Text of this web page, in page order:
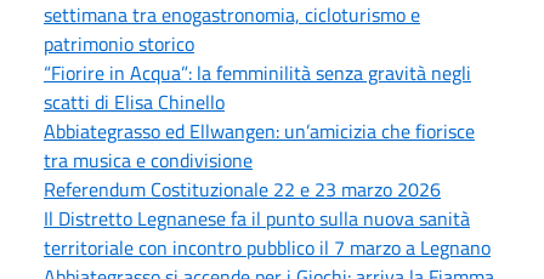
settimana tra enogastronomia, cicloturismo e
patrimonio storico
“Fiorire in Acqua”: la femminilità senza gravità negli
scatti di Elisa Chinello
Abbiategrasso ed Ellwangen: un’amicizia che fiorisce
tra musica e condivisione
Referendum Costituzionale 22 e 23 marzo 2026
Il Distretto Legnanese fa il punto sulla nuova sanità
territoriale con incontro pubblico il 7 marzo a Legnano